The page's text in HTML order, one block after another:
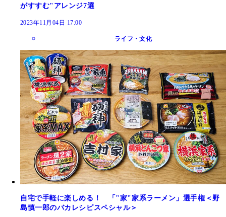
がすすむ"アレンジ7選
2023年11月04日 17:00
ライフ・文化
自宅で手軽に楽しめる！ 「"家"家系ラーメン」選手権＜野
島慎一郎のバカレシピスペシャル＞